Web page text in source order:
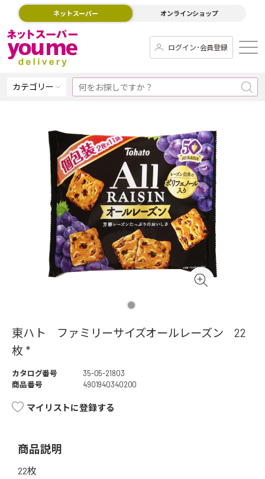
ネットスーパー オンラインショップ
ログイン･会員登録
カテゴリー
東ハト ファミリーサイズオールレーズン 22
枚 *
カタログ番号
35-05-21803
商品番号
4901940340200
マイリストに登録する
商品説明
22枚